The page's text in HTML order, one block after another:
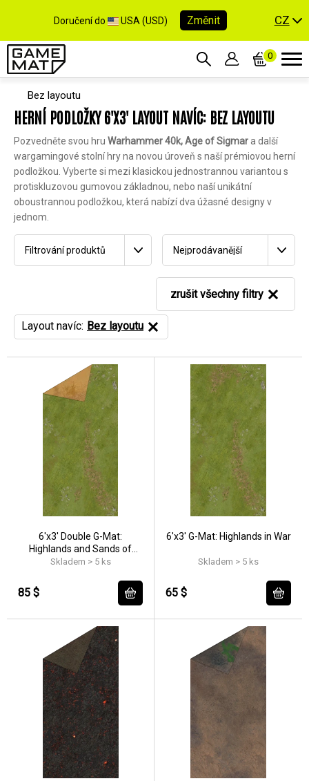
Doručení do USA (USD) Změnit CZ
0
Bez layoutu
HERNÍ PODLOŽKY 6'X3' LAYOUT NAVÍC: BEZ LAYOUTU
Pozvedněte svou hru Warhammer 40k, Age of Sigmara další
wargamingové stolní hry na novou úroveň s naší prémiovou herní
podložkou. Vyberte si mezi klasickou jednostrannou variantou s
protiskluzovou gumovou základnou, nebo naší unikátní
oboustrannou podložkou, která nabízí dva úžasné designy v
jednom.
Filtrování produktů Nejprodávanější
zrušit všechny filtry
Layout navíc: Bez layoutu
6'x3' Double G-Mat:
Highlands and Sands of
Time
Skladem > 5 ks
85 $
6'x3' G-Mat: Highlands in War
Skladem > 5 ks
65 $